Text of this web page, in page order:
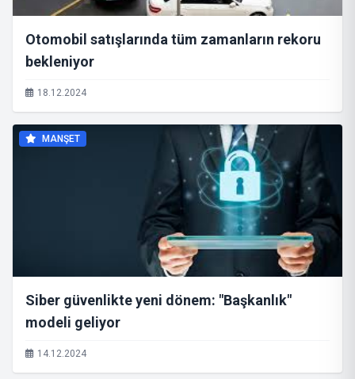
Otomobil satışlarında tüm zamanların rekoru
bekleniyor
18.12.2024
MANŞET
Siber güvenlikte yeni dönem: "Başkanlık"
modeli geliyor
14.12.2024